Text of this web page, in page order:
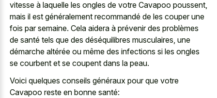
vitesse à laquelle les ongles de votre Cavapoo poussent,
mais il est généralement recommandé de les couper une
fois par semaine. Cela aidera à prévenir des problèmes
de santé tels que des déséquilibres musculaires, une
démarche altérée ou même des infections si les ongles
se courbent et se coupent dans la peau.
Voici quelques conseils généraux pour que votre
Cavapoo reste en bonne santé: